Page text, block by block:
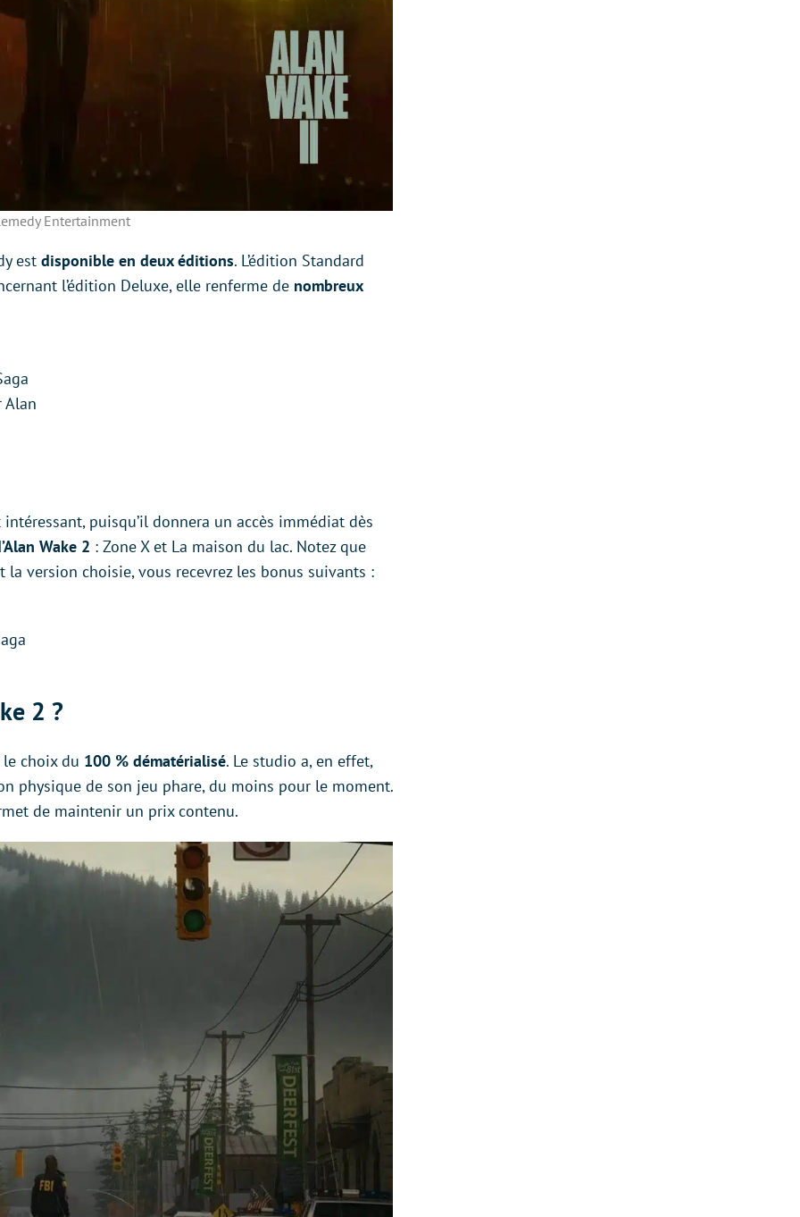
Entertainment
est disponible en deux éditions. L’édition Standard
l’édition Deluxe, elle renferme de nombreux
Alan
puisqu’il donnera un accès immédiat dès
Wake 2 : Zone X et La maison du lac. Notez que
version choisie, vous recevrez les bonus suivants :
2 ?
choix du 100 % dématérialisé. Le studio a, en effet,
physique de son jeu phare, du moins pour le moment.
de maintenir un prix contenu.